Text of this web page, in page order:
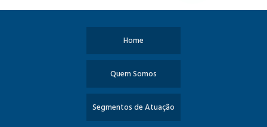
Home
Quem Somos
Segmentos de Atuação